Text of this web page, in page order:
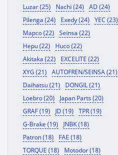
Luzar (25)
Nachi (24)
AD (24)
Pilenga (24)
Exedy (24)
YEC (23)
Mapco (22)
Seinsa (22)
Hepu (22)
Huco (22)
Akitaka (22)
EXCELITE (22)
XYG (21)
AUTOFREN/SEINSA (21)
Daihatsu (21)
DONGIL (21)
Loebro (20)
Japan Parts (20)
GRAF (19)
JD (19)
TPR (19)
G-Brake (19)
JNBK (18)
Patron (18)
FAE (18)
TORQUE (18)
Motodor (18)